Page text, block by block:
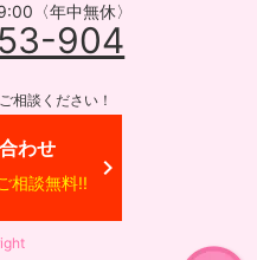
〈年中無休〉
904
相談ください！
わせ
相談無料!!